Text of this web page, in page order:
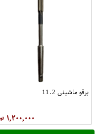
برقو ماشینی 11.2
۱,۲۰۰,۰۰۰